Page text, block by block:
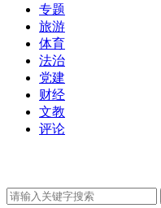
专题
旅游
体育
法治
党建
财经
文教
评论